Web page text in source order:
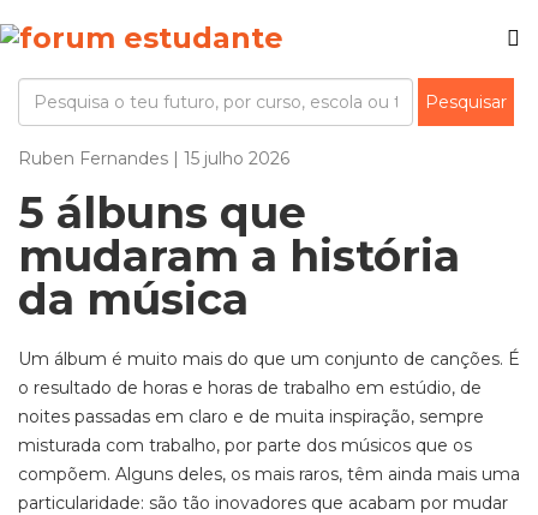
Ruben Fernandes | 15 julho 2026
5 álbuns que
mudaram a história
da música
Um álbum é muito mais do que um conjunto de canções. É
o resultado de horas e horas de trabalho em estúdio, de
noites passadas em claro e de muita inspiração, sempre
misturada com trabalho, por parte dos músicos que os
compõem. Alguns deles, os mais raros, têm ainda mais uma
particularidade: são tão inovadores que acabam por mudar